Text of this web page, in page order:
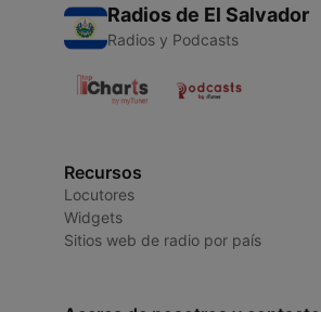
Radios de El Salvador
Radios y Podcasts
Recursos
Locutores
Widgets
Sitios web de radio por país